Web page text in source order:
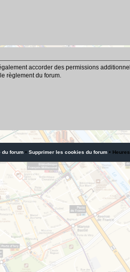
accorder des permissions
règlement du forum.
du forum • Supprimer les cookies du forum •